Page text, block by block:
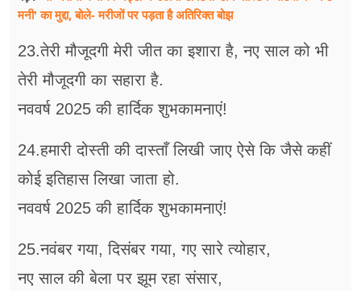
मनी' का मुद्दा, बोले- मरीजों पर पड़ता है अ​तिरिक्त बोझ
23.तेरी मौजूदगी मेरी जीत का इशारा है, नए साल को भी
तेरी मौजूदगी का सहारा है.
नववर्ष 2025 की हार्दिक शुभकामनाएं!
24.हमारी दोस्ती की दास्ताँ लिखी जाए ऐसे कि जैसे कहीं
कोई इतिहास लिखा जाता हो.
नववर्ष 2025 की हार्दिक शुभकामनाएं!
25.नवंबर गया, दिसंबर गया, गए सारे त्योहार,
नए साल की बेला पर झूम रहा संसार,